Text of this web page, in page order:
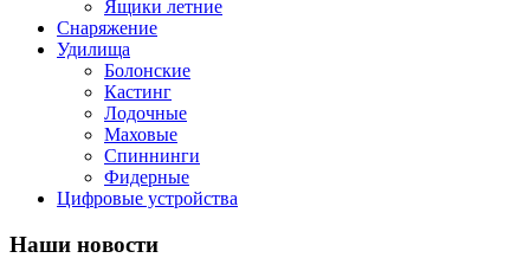
Ящики летние
Снаряжение
Удилища
Болонские
Кастинг
Лодочные
Маховые
Спиннинги
Фидерные
Цифровые устройства
Наши новости